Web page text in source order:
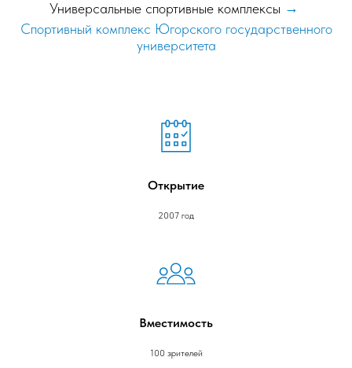
Универсальные спортивные комплексы →
Спортивный комплекс Югорского государственного
университета
Открытие
2007 год
Вместимость
100 зрителей